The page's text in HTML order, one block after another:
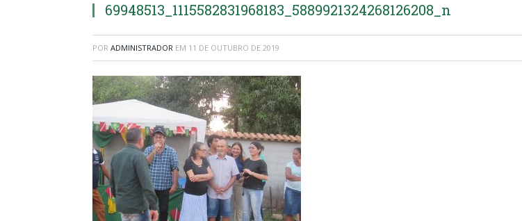
69948513_1115582831968183_5889921324268126208_n
POR ADMINISTRADOR EM 11 DE OUTUBRO DE 2019